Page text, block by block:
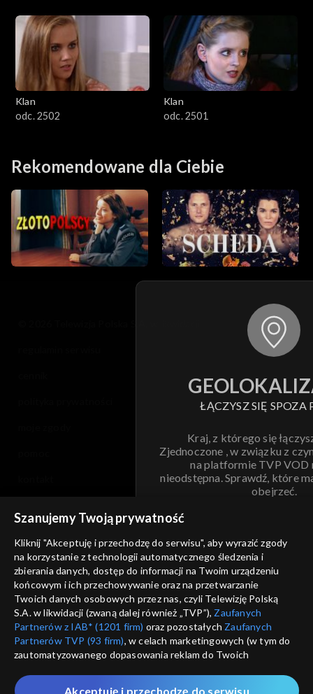
Klan
odc. 2502
Klan
odc. 2501
Rekomendowane dla Ciebie
ŁĄCZYSZ SIĘ SPOZA
Kraj, z którego się
Zjednoczone , w związku z
na platformie TVP VOD
nieodstępna. Sprawdź, które
obejrzeć.
ANULUJ
informacje o dostawcy usług
Szanujemy Twoją prywatność
Kliknij "Akceptuję i przechodzę do serwisu", aby wyrazić zgody
na korzystanie z technologii automatycznego śledzenia i
zbierania danych, dostęp do informacji na Twoim urządzeniu
końcowym i ich przechowywanie oraz na przetwarzanie
Twoich danych osobowych przez nas, czyli Telewizję Polską
S.A. w likwidacji (zwaną dalej również „TVP”), Zaufanych
Partnerów z IAB* (1201 firm) oraz pozostałych Zaufanych
Partnerów TVP (93 firm), w celach marketingowych (w tym do
zautomatyzowanego dopasowania reklam do Twoich
które wskazujemy poniżej, a także zgody na udostępnianie
Akceptuję i przechodzę do serwisu